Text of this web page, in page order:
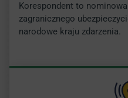
Korespondent to
zagranicznego
narodowe kraju zdarzenia.